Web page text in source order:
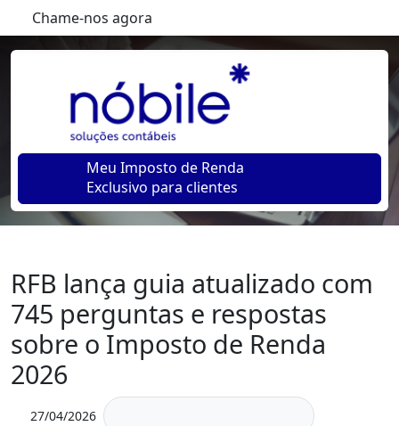
Chame-nos agora
Meu Imposto de Renda
Exclusivo para clientes
RFB lança guia atualizado com
745 perguntas e respostas
sobre o Imposto de Renda
2026
27/04/2026